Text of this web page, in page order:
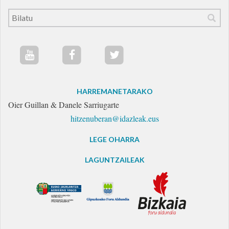
HARREMANETARAKO
Oier Guillan & Danele Sarriugarte
hitzenuberan@idazleak.eus
LEGE OHARRA
LAGUNTZAILEAK